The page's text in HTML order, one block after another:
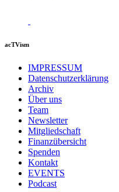
acTVism
IMPRESSUM
Datenschutzerklärung
Archiv
Über uns
Team
Newsletter
Mitgliedschaft
Finanzübersicht
Spenden
Kontakt
EVENTS
Podcast